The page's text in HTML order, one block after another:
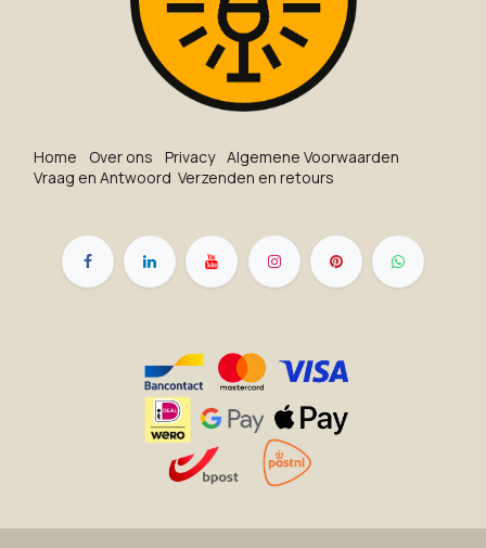
Ho​me O​ve​r on​s Privacy Algemene Voorwaarden
Vraag en Antwoord Verzenden en retours